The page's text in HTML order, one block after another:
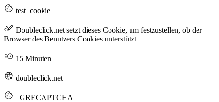
test_cookie
Doubleclick.net setzt dieses Cookie, um festzustellen, ob der
Browser des Benutzers Cookies unterstützt.
15 Minuten
doubleclick.net
_GRECAPTCHA